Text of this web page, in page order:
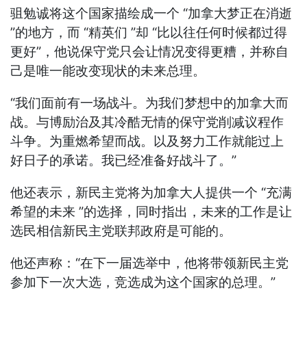
驵勉诚将这个国家描绘成一个 “加拿大梦正在消逝
”的地方，而 “精英们 ”却 “比以往任何时候都过得
更好”，他说保守党只会让情况变得更糟，并称自
己是唯一能改变现状的未来总理。
“我们面前有一场战斗。为我们梦想中的加拿大而
战。与博励治及其冷酷无情的保守党削减议程作
斗争。为重燃希望而战。以及努力工作就能过上
好日子的承诺。我已经准备好战斗了。”
他还表示，新民主党将为加拿大人提供一个 “充满
希望的未来 ”的选择，同时指出，未来的工作是让
选民相信新民主党联邦政府是可能的。
他还声称：“在下一届选举中，他将带领新民主党
参加下一次大选，竞选成为这个国家的总理。”